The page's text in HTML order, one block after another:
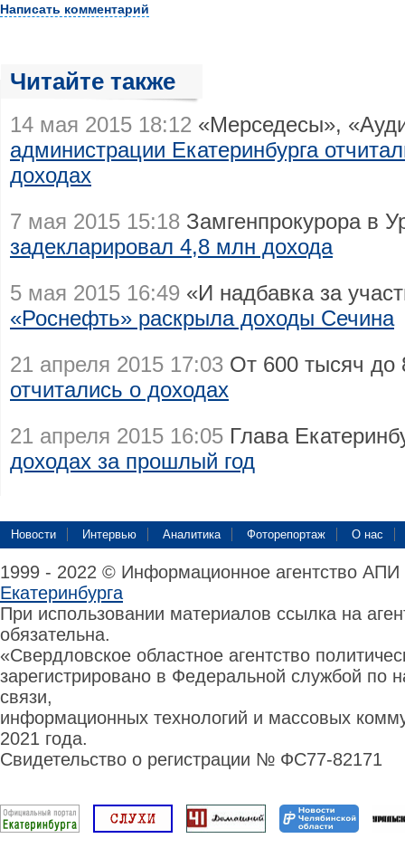
Написать комментарий
Читайте также
14 мая 2015 18:12 «Мерседесы»,
администрации Екатеринбурга
доходах
7 мая 2015 15:18 Замгенпрокурора в
задекларировал 4,8 млн дохода
5 мая 2015 16:49 «И надбавка за
«Роснефть» раскрыла доходы Сечина
21 апреля 2015 17:03 От 600 тысяч
отчитались о доходах
21 апреля 2015 16:05 Глава
доходах за прошлый год
Новости Интервью Аналитика Фоторепортаж О нас
1999 - 2022 © Информационное агентство
Екатеринбурга
При использовании материалов ссылка на
обязательна.
«Свердловское областное агентство
зарегистрировано в Федеральной службой по
связи,
информационных технологий и массовых
2021 года.
Свидетельство о регистрации № ФС77-82171